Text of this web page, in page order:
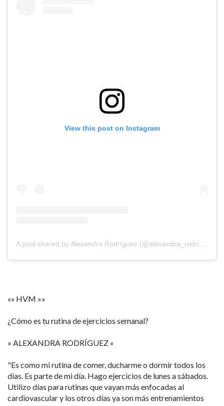
View this post on Instagram
A post shared by Alexandra Rodríguez (@alexandra_rodriguez85)
«« HVM »»
¿Cómo es tu rutina de ejercicios semanal?
» ALEXANDRA RODRÍGUEZ «
"Es como mi rutina de comer, ducharme o dormir todos los
días. Es parte de mi día. Hago ejercicios de lunes a sábados.
Utilizo días para rutinas que vayan más enfocadas al
cardiovascular y los otros días ya son más entrenamientos